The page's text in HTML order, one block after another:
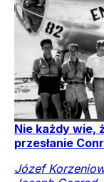
Nie każdy wie,
przesłanie
Józef